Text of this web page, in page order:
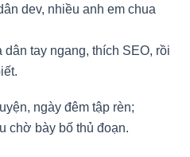
dev, nhiều anh em chua
tay ngang, thích SEO, rồi
ngày đêm tập rèn;
chờ bày bố thủ đoạn.